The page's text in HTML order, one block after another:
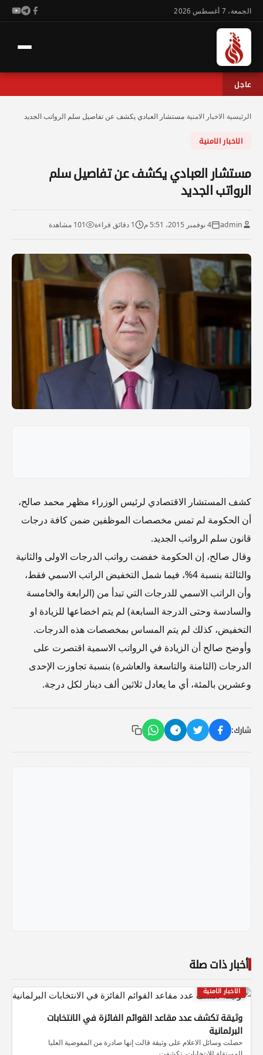
الجمعة، 7 أغسطس 2026
عاجل
الرئيسية الاخبار الامنية مستشار العبادي يكشف عن تفاصيل سلم الرواتب الجديد
الاخبار الامنية
مستشار العبادي يكشف عن تفاصيل سلم
الرواتب الجديد
admin 4 نوفمبر 2015، 5:51 م 1 دقائق قراءة 101 مشاهدة
كشف المستشار الاقتصادي لرئيس الوزراء مظهر محمد صالح،
أن الحكومة لم تمس مخصصات الموظفين ضمن كافة درجات
قانون سلم الرواتب الجديد.
وقال صالح، إن الحكومة خفضت رواتب الدرجات الاولى والثانية
والثالثة بنسبة 4%، فيما شمل التخفيض الراتب الاسمي فقط،
وأن الراتب الاسمي للدرجات التي تبدأ من (الرابعة والخامسة
والسادسة وحتى الدرجة السابعة) لم يتم اخضاعها للزيادة او
التخفيض، كذلك لم يتم المساس بمخصصات هذه الدرجات.
وأوضح صالح أن الزيادة في الرواتب الاسمية اقتصرت على
الدرجات (الثامنة والتاسعة والعاشرة) بنسبة تجاوزت الإحدى
وعشرين بالمئة، أي ما يعادل ثلاثين ألف دينار لكل درجة.
شارك:
أخبار ذات صلة
الاخبار الامنية
وثيقة تكشف عدد مقاعد القوائم الفائزة في الانتخابات
البرلمانية
حصلت وسائل الاعلام على وثيقة قالت إنها صادرة من المفوضية العليا